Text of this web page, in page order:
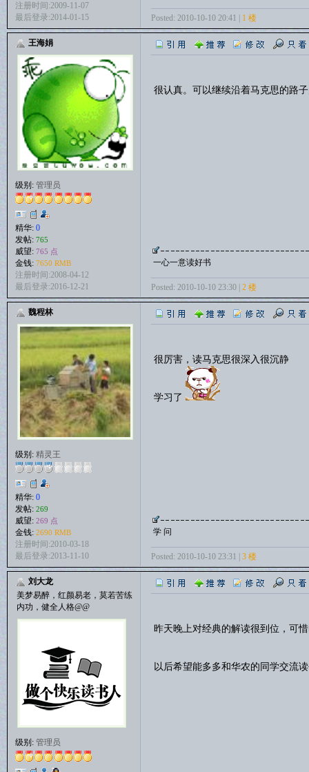
注册时间:2009-11-07
最后登录:2014-01-15
Posted: 2010-10-10 20:41 | 1 楼
王海娟
级别: 管理员
精华: 0
发帖: 765
威望: 765 点
金钱: 7650 RMB
注册时间:2008-04-12
最后登录:2016-12-21
很认真。可以继续沿着马克思的路
一心一意读好书
Posted: 2010-10-10 23:30 | 2 楼
魏程林
级别: 精灵王
精华: 0
发帖: 269
威望: 269 点
金钱: 2690 RMB
注册时间:2010-03-18
最后登录:2013-11-10
很厉害，读马克思很深入很沉静
学习了
学 问
Posted: 2010-10-10 23:31 | 3 楼
刘大龙
美梦易醉，红颜易老，莫若苦练
内功，健全人格@@
级别: 管理员
昨天晚上对经典的解读很到位，可
以后希望能多多和华农的同学交流